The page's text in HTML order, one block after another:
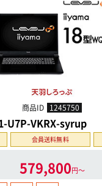
商品ID 1245750
U7P-VKRX-syrup
会員送料無料
579,800円〜